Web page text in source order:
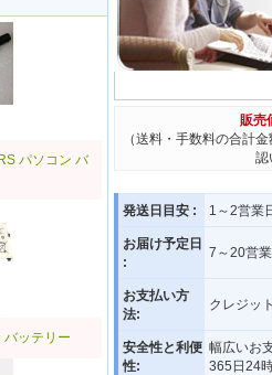
パソコン バ
バッテリー
販売
（送料・手数料の合計
認
発送日目安 : 1～2営業
お届け予定日
:
7～20営業
お支払い方
法:
クレジッ
安全性と利便
性:
幅広いお
365日24